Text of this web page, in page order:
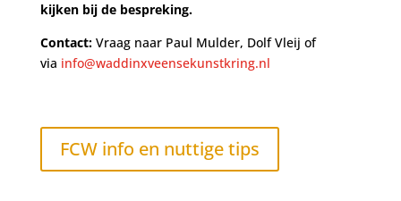
kijken bij de bespreking.
Contact: Vraag naar Paul Mulder, Dolf Vleij of
via info@waddinxveensekunstkring.nl
FCW info en nuttige tips